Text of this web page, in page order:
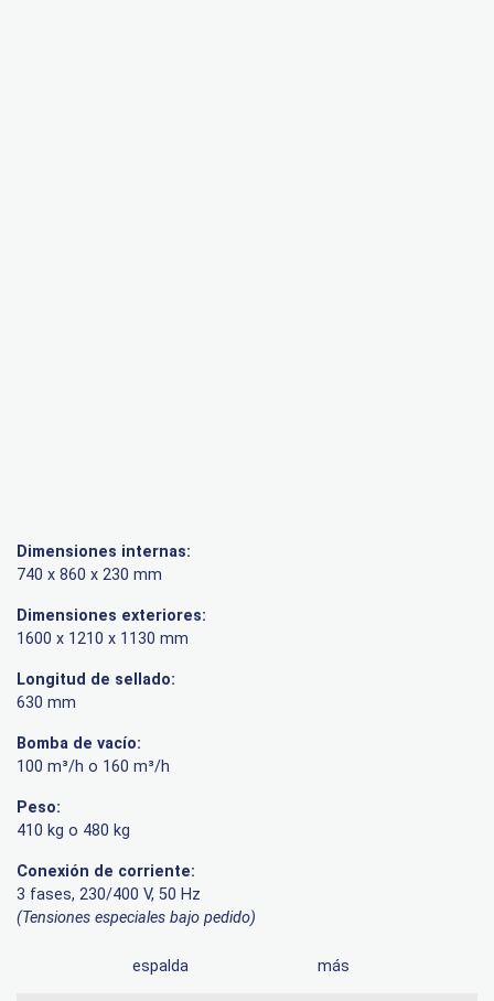
Dimensiones internas:
740 x 860 x 230 mm
Dimensiones exteriores:
1600 x 1210 x 1130 mm
Longitud de sellado:
630 mm
Bomba de vacío:
100 m³/h o 160 m³/h
Peso:
410 kg o 480 kg
Conexión de corriente:
3 fases, 230/400 V, 50 Hz
(Tensiones especiales bajo pedido)
espalda más